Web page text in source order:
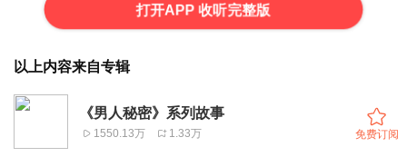
打开APP 收听完整版
以上内容来自专辑
《男人秘密》系列故事
1550.13万 1.33万 免费订阅